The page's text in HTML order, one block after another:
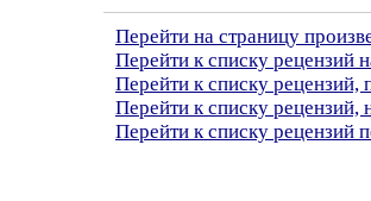
Перейти на страницу
Перейти к списку рецензий
Перейти к списку рецензий,
Перейти к списку
Перейти к списку рецензий